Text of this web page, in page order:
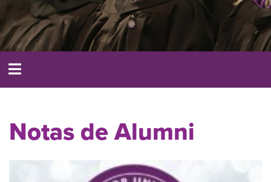
Notas de Alumni